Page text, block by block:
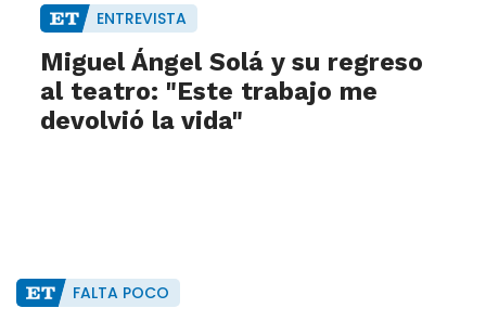
ENTREVISTA
Miguel Ángel Solá y su regreso
al teatro: "Este trabajo me
devolvió la vida"
FALTA POCO